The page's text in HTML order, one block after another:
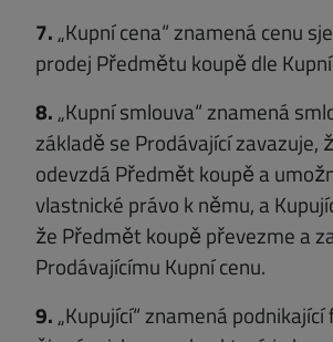
7. „Kupní cena“ znamená cenu
prodej Předmětu koupě dle
8. „Kupní smlouva“ znamená
základě se Prodávající zavazuje,
odevzdá Předmět koupě a
vlastnické právo k němu, a
že Předmět koupě převezme a
Prodávajícímu Kupní cenu.
9. „Kupující“ znamená